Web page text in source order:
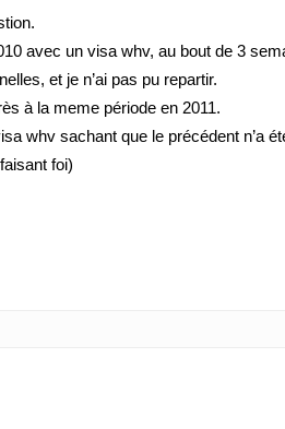
avec un visa whv, au bout de 3
et je n’ai pas pu repartir.
à la meme période en 2011.
whv sachant que le précédent n’a
foi)